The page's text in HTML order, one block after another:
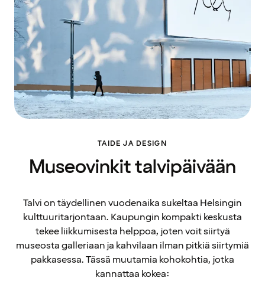
TAIDE JA DESIGN
Museovinkit talvipäivään
Talvi on täydellinen vuodenaika sukeltaa Helsingin
kulttuuritarjontaan. Kaupungin kompakti keskusta
tekee liikkumisesta helppoa, joten voit siirtyä
museosta galleriaan ja kahvilaan ilman pitkiä siirtymiä
pakkasessa. Tässä muutamia kohokohtia, jotka
kannattaa kokea: